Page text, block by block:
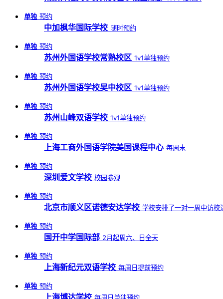
单独 预约
中加枫华国际学校 随时预约
单独 预约
苏州外国语学校常熟校区 1v1单独预约
单独 预约
苏州外国语学校吴中校区 1v1单独预约
单独 预约
苏州山峰双语学校 1v1单独预约
单独 预约
上海工商外国语学院美国课程中心 每周末
单独 预约
深圳爱文学校 校园参观
单独 预约
北京市顺义区诺德安达学校 学校安排了一对一周中访校
单独 预约
国开中学国际部 2月起周六、日全天
单独 预约
上海新纪元双语学校 每周日提前预约
单独 预约
上海博达学校 每周日单独预约